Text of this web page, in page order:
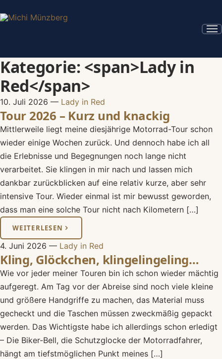
Kategorie: <span>Lady in
Red</span>
10. Juli 2026 — Lady in Red
Tour 2026 – Kurz und knackig
Mittlerweile liegt meine diesjährige Motorrad-Tour schon
wieder einige Wochen zurück. Und dennoch habe ich all
die Erlebnisse und Begegnungen noch lange nicht
verarbeitet. Sie klingen in mir nach und lassen mich
dankbar zurückblicken auf eine relativ kurze, aber sehr
intensive Tour. Wieder einmal ist mir bewusst geworden,
dass man eine solche Tour nicht nach Kilometern […]
WEITERLESEN
4. Juni 2026 — Lady in Red
Kling, Glöckchen, klingelingeling…
Wie vor jeder meiner Touren bin ich schon wieder mächtig
aufgeregt. Am Tag vor der Abreise sind noch viele kleine
und größere Handgriffe zu machen, das Material muss
gecheckt und die Taschen müssen zweckmäßig gepackt
werden. Das Wichtigste habe ich allerdings schon erledigt
– Die Biker-Bell, die Schutzglocke der Motorradfahrer,
hängt am tiefstmöglichen Punkt meines […]